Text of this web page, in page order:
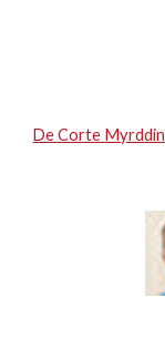
De Corte Myrddin